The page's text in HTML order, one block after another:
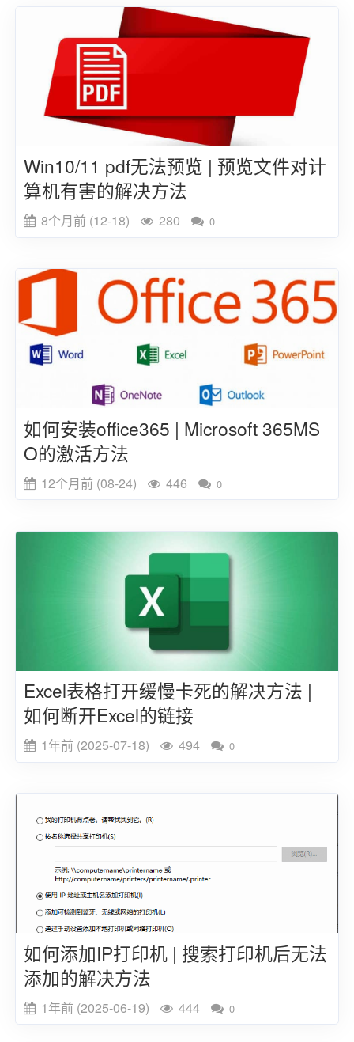
Win10/11 pdf无法预览 | 预览文件对计
算机有害的解决方法
8个月前 (12-18) 280 0
如何安装office365 | Microsoft 365MS
O的激活方法
12个月前 (08-24) 446 0
Excel表格打开缓慢卡死的解决方法 |
如何断开Excel的链接
1年前 (2025-07-18) 494 0
如何添加IP打印机 | 搜索打印机后无法
添加的解决方法
1年前 (2025-06-19) 444 0